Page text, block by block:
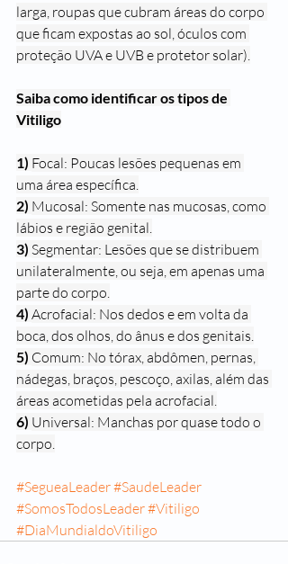
larga, roupas que cubram áreas do corpo
que ficam expostas ao sol, óculos com
proteção UVA e UVB e protetor solar).
Saiba como identificar os tipos de
Vitiligo
1) Focal: Poucas lesões pequenas em
uma área específica.
2) Mucosal: Somente nas mucosas, como
lábios e região genital.
3) Segmentar: Lesões que se distribuem
unilateralmente, ou seja, em apenas uma
parte do corpo.
4) Acrofacial: Nos dedos e em volta da
boca, dos olhos, do ânus e dos genitais.
5) Comum: No tórax, abdômen, pernas,
nádegas, braços, pescoço, axilas, além das
áreas acometidas pela acrofacial.
6) Universal: Manchas por quase todo o
corpo.
#SegueaLeader#SaudeLeader
#SomosTodosLeader#Vitiligo
#DiaMundialdoVitiligo